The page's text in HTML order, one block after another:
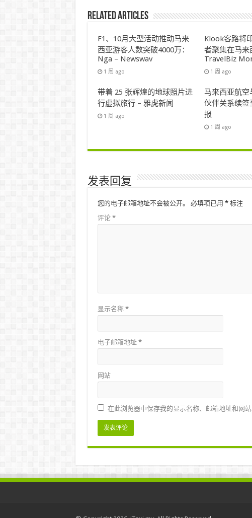
Related Articles
F1、10月大型活动推动马来
西亚游客人数突破4000万：
Nga – Newswav
1 周 ago
Klook客路将
者聚集在马来
TravelBiz
1 周 ago
带着 25 张辉煌的地球照片进
行虚拟旅行 – 雅虎新闻
1 周 ago
马来西亚航空
伙伴关系续签
报
1 周 ago
发表回复
您的电子邮箱地址不会被公开。 必填项已用 *标注
评论 *
显示名称 *
电子邮箱地址 *
网站
在此浏览器中保存我的显示名称、邮箱地址和网